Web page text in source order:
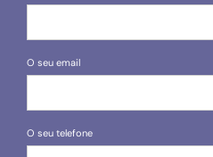
O seu email
O seu telefone